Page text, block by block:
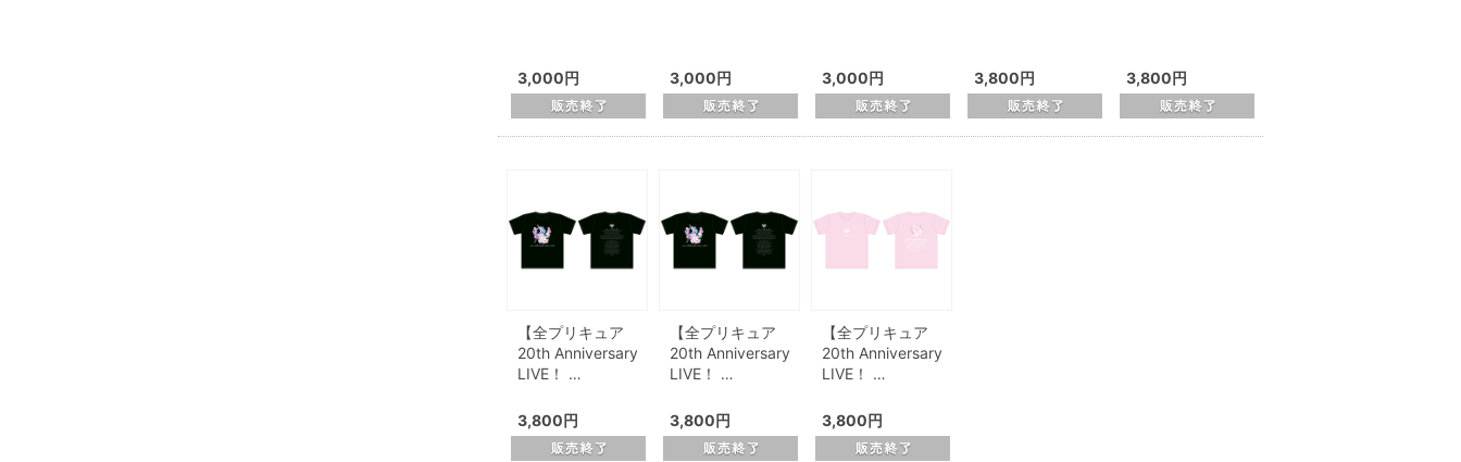
3,000円 3,000円 3,000円 3,800円 3,800円
【全プリキュア
20th Anniversary
LIVE！ …
3,800円
【全プリキュア
20th Anniversary
LIVE！ …
3,800円
【全プリキュア
20th Anniversary
LIVE！ …
3,800円